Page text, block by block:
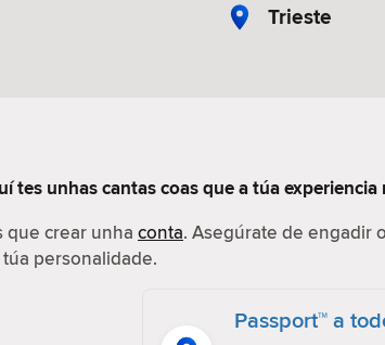
Trieste
unhas cantas coas que a túa experiencia
que crear unha conta. Asegúrate de engadir
personalidade.
Passport™ a